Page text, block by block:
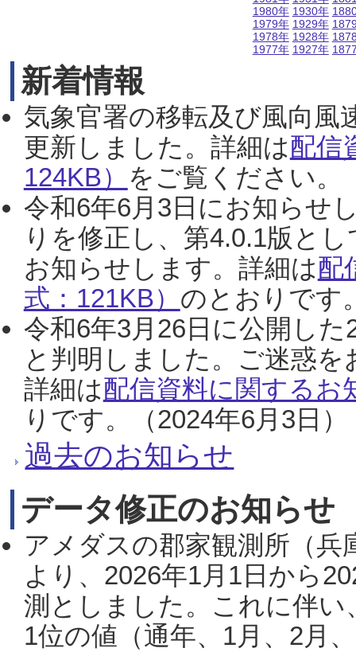
1980年
1979年
1978年
1977年
1930年
1929年
1928年
1927年
新着情報
気象官署の移転及び風向風
更新しました。詳細は配信
124KB） をご覧ください。
令和6年6月3日にお知らせ
りを修正し、第4.0.1版と
お知らせします。詳細は配
式：121KB） のとおりです
令和6年3月26日に公開し
と判明しました。ご迷惑
詳細は配信資料に関するお
りです。（2024年6月3日）
過去のお知らせ
データ修正のお知らせ
アメダスの郡家観測所（
より、2026年1月1日から
測としました。これに伴い
1位の値（通年、1月、2月